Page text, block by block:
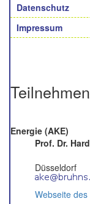
Datenschutz
Impressum
Energie (AKE)
Prof. Dr.
Düsseldorf
Webseite